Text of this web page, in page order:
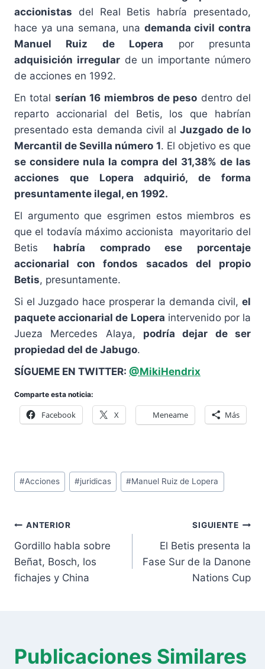
accionistas del Real Betis habría presentado,
hace ya una semana, una demanda civil contra
Manuel Ruiz de Lopera por presunta
adquisición irregularde un importante número
de acciones en 1992.
En total serían 16 miembros de peso dentro del
reparto accionarial del Betis, los que habrían
presentado esta demanda civil alJuzgado de lo
Mercantil de Sevilla número 1. El objetivo es que
se considere nula la compra del 31,38% de las
acciones que Lopera adquirió, de forma
presuntamente ilegal, en 1992.
El argumento que esgrimen estos miembros es
que el todavía máximo accionista mayoritario del
Betis habría comprado ese porcentaje
accionarial con fondos sacados del propio
Betis, presuntamente.
Si el Juzgado hace prosperar la demanda civil, el
paquete accionarial de Lopera intervenido por la
Jueza Mercedes Alaya, podría dejar de ser
propiedad del de Jabugo.
SÍGUEME EN TWITTER: @MikiHendrix
Comparte esta noticia:
Facebook X Meneame Más
Etiquetas
de
entrada:
#Acciones #juridicas #Manuel Ruiz de Lopera
Navegación
de
entradas
ANTERIOR
Gordillo habla sobre
Beñat, Bosch, los
fichajes y China
SIGUIENTE
El Betis presenta la
Fase Sur de la Danone
Nations Cup
Publicaciones Similares